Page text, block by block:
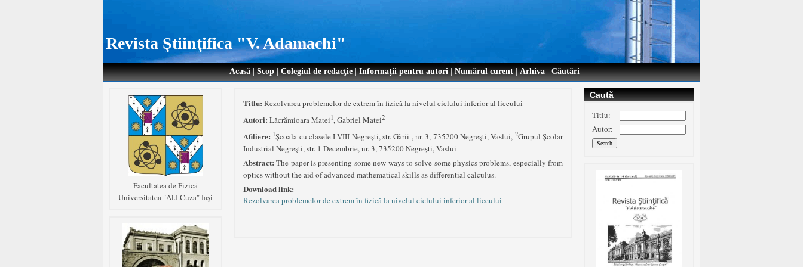
Revista Ştiinţifica "V. Adamachi"
Acasă|Scop|Colegiul de redacţie|Informaţii pentru autori|Numărul curent|Arhiva|Căutări
Facultatea de Fizică
Universitatea "Al.I.Cuza" Iaşi
Titlu: Rezolvarea problemelor de extrem în fizică la nivelul ciclului inferior al liceului
Autori: Lăcrămioara Matei1, Gabriel Matei2
Afiliere: 1Şcoala cu clasele I-VIII Negreşti, str. Gării , nr. 3, 735200 Negreşti, Vaslui, 2Grupul Şcolar
Industrial Negreşti, str. 1 Decembrie, nr. 3, 735200 Negreşti, Vaslui
Abstract:The paper is presenting some new ways to solve some physics problems, especially from
optics without the aid of advanced mathematical skills as differential calculus.
Download link:
Rezolvarea problemelor de extrem în fizică la nivelul ciclului inferior al liceului
Caută
Titlu:
Autor: